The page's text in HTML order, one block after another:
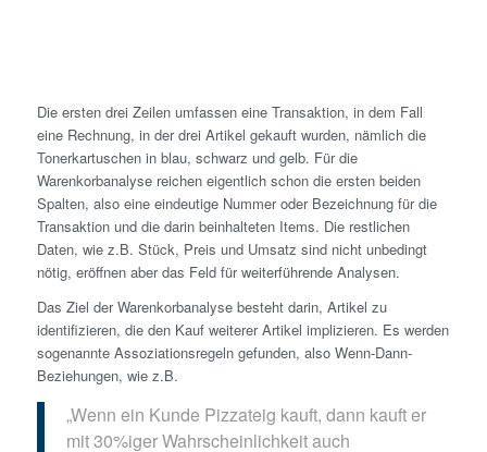
Die ersten drei Zeilen umfassen eine Transaktion, in dem Fall
eine Rechnung, in der drei Artikel gekauft wurden, nämlich die
Tonerkartuschen in blau, schwarz und gelb. Für die
Warenkorbanalyse reichen eigentlich schon die ersten beiden
Spalten, also eine eindeutige Nummer oder Bezeichnung für die
Transaktion und die darin beinhalteten Items. Die restlichen
Daten, wie z.B. Stück, Preis und Umsatz sind nicht unbedingt
nötig, eröffnen aber das Feld für weiterführende Analysen.
Das Ziel der Warenkorbanalyse besteht darin, Artikel zu
identifizieren, die den Kauf weiterer Artikel implizieren. Es werden
sogenannte Assoziationsregeln gefunden, also Wenn-Dann-
Beziehungen, wie z.B.
„Wenn ein Kunde Pizzateig kauft, dann kauft er
mit 30%iger Wahrscheinlichkeit auch